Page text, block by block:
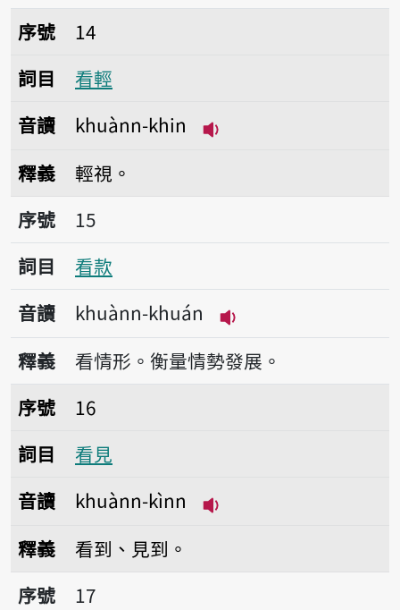
序號14看輕
序號
14
詞目
看輕
音讀
khuànn-khin
釋義
輕視。
序號15看款
序號
15
詞目
看款
音讀
khuànn-khuán
播放音讀khuànn-
釋義
看情形。衡量情勢發展。
序號16看見
序號
16
詞目
看見
音讀
khuànn-kìnn
釋義
看到、見到。
序號17看顧
序號
17